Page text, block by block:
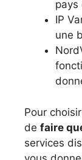
pays
IP
une
Pour
de faire
services